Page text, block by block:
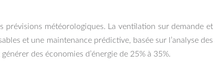
prévisions météorologiques. La ventilation sur demande et
et une maintenance prédictive, basée sur l’analyse des
des économies d’énergie de 25% à 35%.